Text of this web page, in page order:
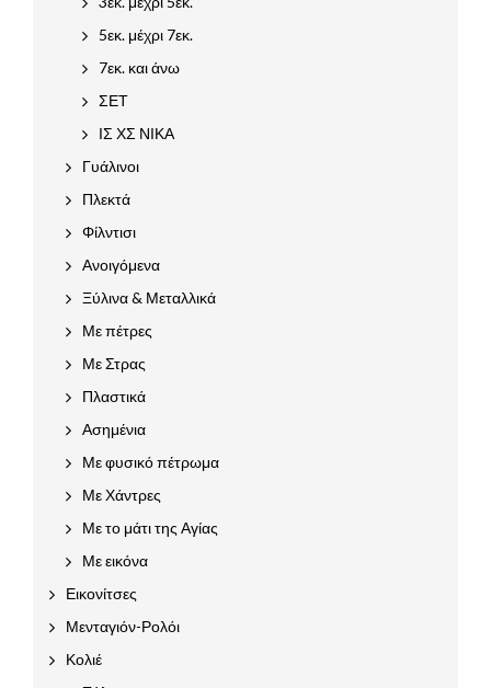
5εκ. μέχρι 7εκ.
7εκ. και άνω
ΣΕΤ
ΙΣ ΧΣ ΝΙΚΑ
Γυάλινοι
Πλεκτά
Φίλντισι
Ανοιγόμενα
Ξύλινα & Μεταλλικά
Με πέτρες
Με Στρας
Πλαστικά
Ασημένια
Με φυσικό πέτρωμα
Με Χάντρες
Με το μάτι της Αγίας
Με εικόνα
Εικονίτσες
Μενταγιόν-Ρολόι
Κολιέ